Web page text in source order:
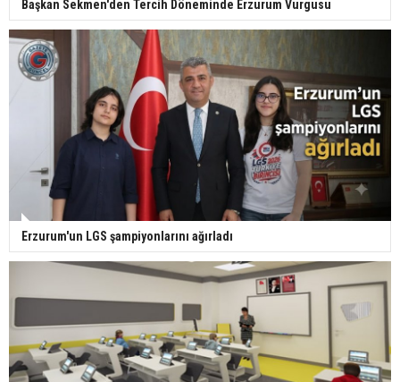
Başkan Sekmen'den Tercih Döneminde Erzurum Vurgusu
Erzurum'un LGS şampiyonlarını ağırladı